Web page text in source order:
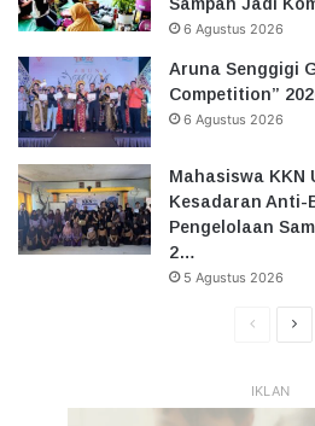
6 Agustus 2026
Aruna Senggigi
Competition”
6 Agustus 2026
Mahasiswa KKN
Kesadaran Anti-
Pengelolaan
2…
5 Agustus 2026
Halaman
IKLAN